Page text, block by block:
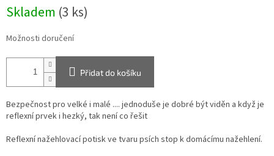
cena:
Skladem (3 ks)
Možnosti doručení
Přidat do košíku
Bezpečnost pro velké i malé .... jednoduše je dobré být viděn a když je
reflexní prvek i hezký, tak není co řešit
Reflexní nažehlovací potisk ve tvaru psích stop k domácímu nažehlení.